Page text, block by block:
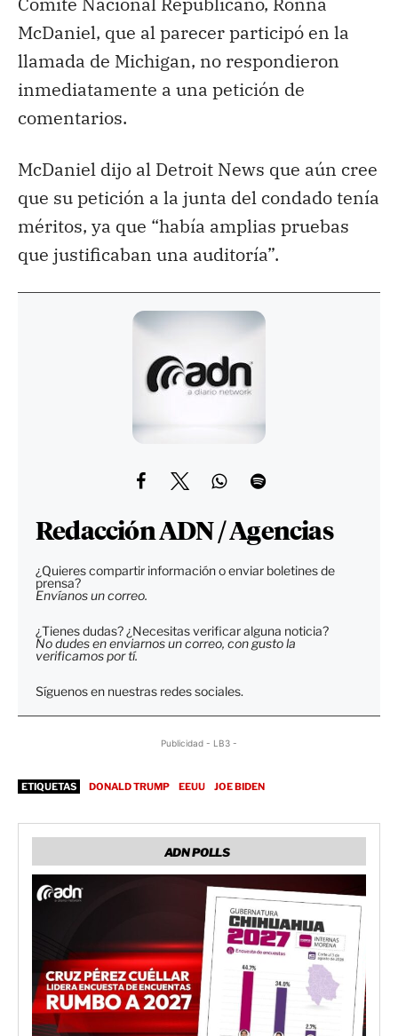
McDaniel, que al parecer participó en la
llamada de Michigan, no respondieron
inmediatamente a una petición de
comentarios.
McDaniel dijo al Detroit News que aún cree
que su petición a la junta del condado tenía
méritos, ya que “había amplias pruebas
que justificaban una auditoría”.
Redacción ADN / Agencias
¿Quieres compartir información o enviar boletines de
prensa?
Envíanos un correo.
¿Tienes dudas? ¿Necesitas verificar alguna noticia?
No dudes en enviarnos un correo, con gusto la
verificamos por tí.
Síguenos en nuestras redes sociales.
Publicidad - LB3 -
ETIQUETAS DONALD TRUMP EEUU JOE BIDEN
ADN POLLS